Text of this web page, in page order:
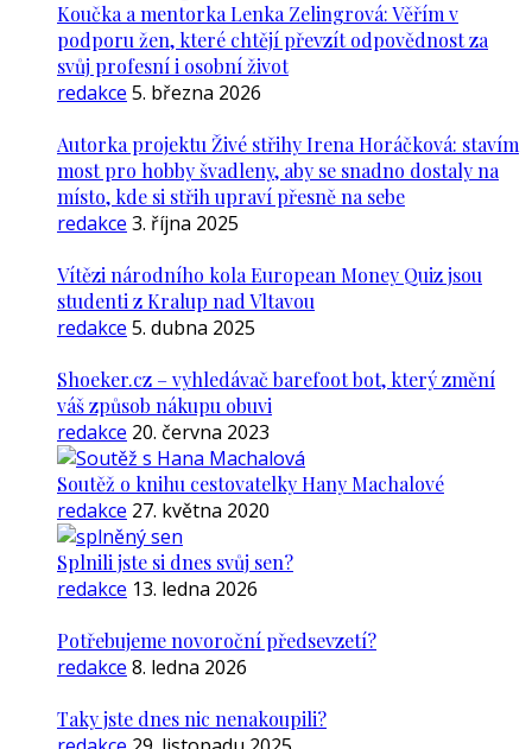
Koučka a mentorka Lenka Zelingrová: Věřím v
podporu žen, které chtějí převzít odpovědnost za
svůj profesní i osobní život
redakce 5. března 2026
Autorka projektu Živé střihy Irena Horáčková: stavím
most pro hobby švadleny, aby se snadno dostaly na
místo, kde si střih upraví přesně na sebe
redakce 3. října 2025
Vítězi národního kola European Money Quiz jsou
studenti z Kralup nad Vltavou
redakce 5. dubna 2025
Shoeker.cz – vyhledávač barefoot bot, který změní
váš způsob nákupu obuvi
redakce 20. června 2023
Soutěž o knihu cestovatelky Hany Machalové
redakce 27. května 2020
Splnili jste si dnes svůj sen?
redakce 13. ledna 2026
Potřebujeme novoroční předsevzetí?
redakce 8. ledna 2026
Taky jste dnes nic nenakoupili?